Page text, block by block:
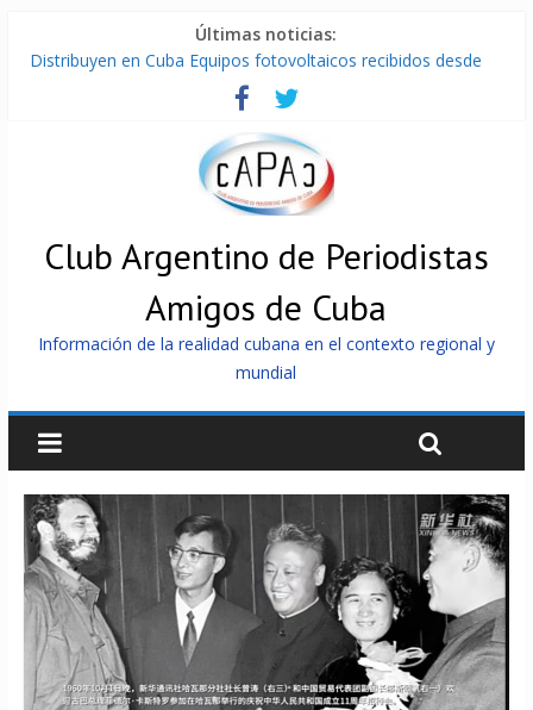
Últimas noticias:
Distribuyen en Cuba Equipos fotovoltaicos recibidos desde
La ONU condena medidas de EE.UU contra Cuba
Cuba alerta sobre doctrina militar de dominación de EEUU
Nuevas sanciones de EEUU contra Cuba apuntan a la
cooperación militar con Rusia y China
Brutal represión contra los que marchan para que no se
venda la patria
Club Argentino de Periodistas
Amigos de Cuba
Información de la realidad cubana en el contexto regional y
mundial